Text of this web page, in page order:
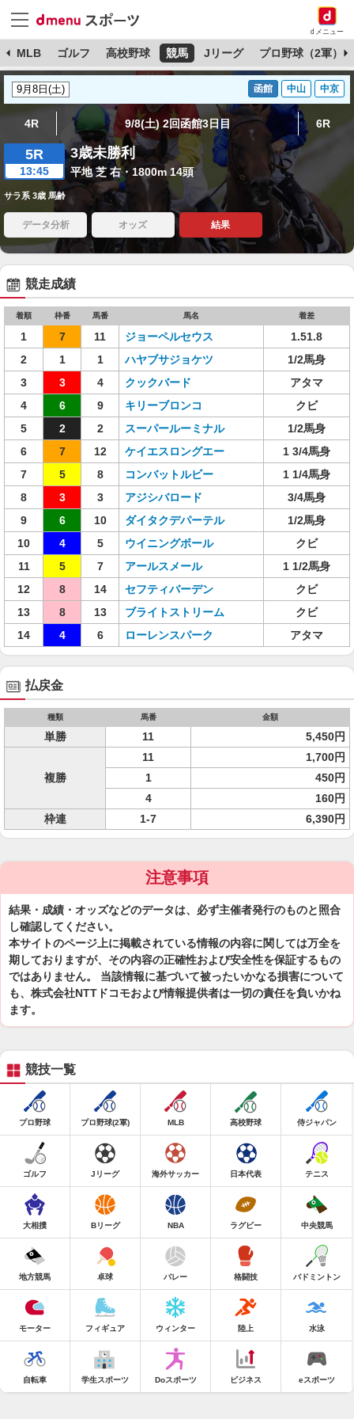
dメニュー
MLB ゴルフ 高校野球 競馬 Jリーグ プロ野球（2軍）
函館 中山 中京
4R 9/8(土) 2回函館3日目 6R
5R
13:45
3歳未勝利
平地 芝 右・1800m 14頭
サラ系 3歳 馬齢
データ分析 オッズ 結果
競走成績
着順 枠番 馬番 馬名 着差
1 7 11 ジョーペルセウス
1.51.8
2
1 1 ハヤブサジョケツ
1/2馬身
3
3 4 クックバード
アタマ
4
6 9 キリーブロンコ
クビ
5
2 2 スーパールーミナル
1/2馬身
6
7 12 ケイエスロングエー
1 3/4馬身
7
5 8 コンバットルビー
1 1/4馬身
8
3 3 アジシバロード
3/4馬身
9
6 10 ダイタクデパーテル
1/2馬身
10
4 5 ウイニングボール
クビ
11
5 7 アールスメール
1 1/2馬身
12
8 14 セフティバーデン
クビ
13
8 13 ブライトストリーム
クビ
14
4 6 ローレンスパーク アタマ
払戻金
種類 馬番 金額
単勝 11 5,450円
複勝
11
1,700円
1
450円
4
160円
枠連
1-7 6,390円
注意事項
結果・成績・オッズなどのデータは、必ず主催者発行のものと照合
し確認してください。
本サイトのページ上に掲載されている情報の内容に関しては万全を
期しておりますが、その内容の正確性および安全性を保証するもの
ではありません。 当該情報に基づいて被ったいかなる損害について
も、株式会社NTTドコモおよび情報提供者は一切の責任を負いかね
ます。
競技一覧
プロ野球 プロ野球(2軍) MLB 高校野球 侍ジャパン
ゴルフ Jリーグ 海外サッカー 日本代表 テニス
大相撲 Bリーグ NBA ラグビー 中央競馬
地方競馬 卓球 バレー 格闘技 バドミントン
モーター フィギュア ウィンター 陸上 水泳
自転車 学生スポーツ Doスポーツ ビジネス eスポーツ